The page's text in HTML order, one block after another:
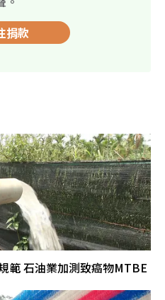
捐款
範 石油業加測致癌物MTBE